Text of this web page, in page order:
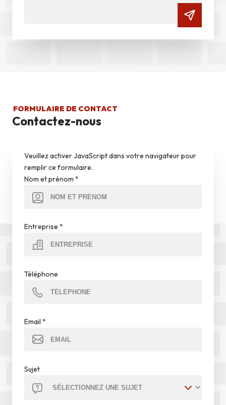
FORMULAIRE DE CONTACT
Contactez-nous
Veuillez activer JavaScript dans votre navigateur pour
remplir ce formulaire.
Nom et prénom *
Entreprise *
Téléphone
Email *
Sujet